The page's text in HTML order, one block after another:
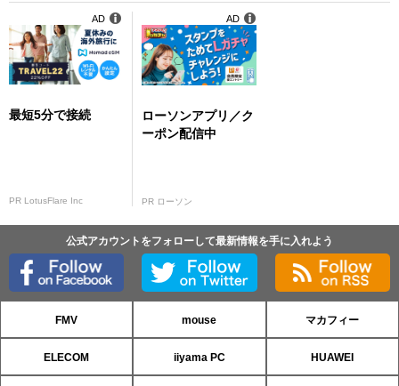
最短5分で接続
PR LotusFlare Inc
AD
ローソンアプリ／ク
ーポン配信中
PR ローソン
AD
公式アカウントをフォローして最新情報を手に入れよう
FMV mouse マカフィー
ELECOM iiyama PC HUAWEI